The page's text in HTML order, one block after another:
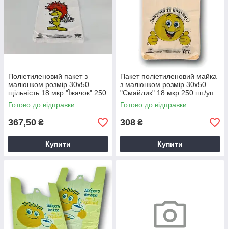
Поліетиленовий пакет з
малюнком розмір 30х50
щільність 18 мкр "Їжачок" 250
шт/уп.
Готово до відправки
367,50 ₴
Купити
Пакет поліетиленовий майка
з малюнком розмір 30х50
"Смайлик" 18 мкр 250 шт/уп.
Готово до відправки
308 ₴
Купити